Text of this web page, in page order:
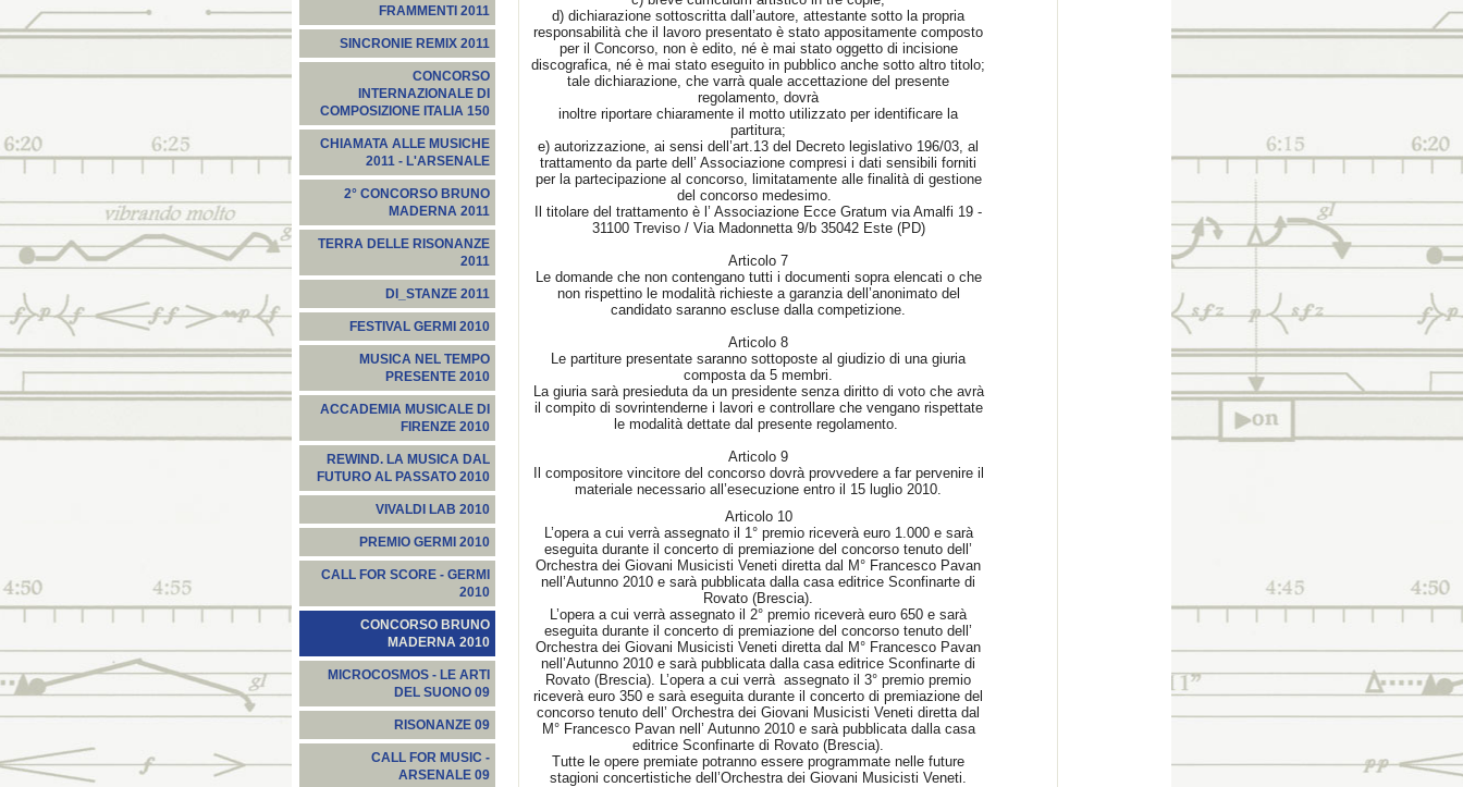
FRAMMENTI 2011
SINCRONIE REMIX 2011
CONCORSO
INTERNAZIONALE DI
COMPOSIZIONE ITALIA 150
CHIAMATA ALLE MUSICHE
2011 - L'ARSENALE
2° CONCORSO BRUNO
MADERNA 2011
TERRA DELLE RISONANZE
2011
DI_STANZE 2011
FESTIVAL GERMI 2010
MUSICA NEL TEMPO
PRESENTE 2010
ACCADEMIA MUSICALE DI
FIRENZE 2010
REWIND. LA MUSICA DAL
FUTURO AL PASSATO 2010
VIVALDI LAB 2010
PREMIO GERMI 2010
CALL FOR SCORE - GERMI
2010
CONCORSO BRUNO
MADERNA 2010
MICROCOSMOS - LE ARTI
DEL SUONO 09
RISONANZE 09
CALL FOR MUSIC -
ARSENALE 09
d) dichiarazione sottoscritta dall’autore, attestante sotto la propria
responsabilità che il lavoro presentato è stato appositamente composto
per il Concorso, non è edito, né è mai stato oggetto di incisione
discografica, né è mai stato eseguito in pubblico anche sotto altro titolo;
tale dichiarazione, che varrà quale accettazione del presente
regolamento, dovrà
inoltre riportare chiaramente il motto utilizzato per identificare la
partitura;
e) autorizzazione, ai sensi dell’art.13 del Decreto legislativo 196/03, al
trattamento da parte dell’ Associazione compresi i dati sensibili forniti
per la partecipazione al concorso, limitatamente alle finalità di gestione
del concorso medesimo.
Il titolare del trattamento è l’ Associazione Ecce Gratum via Amalfi 19 -
31100 Treviso / Via Madonnetta 9/b 35042 Este (PD)
Articolo 7
Le domande che non contengano tutti i documenti sopra elencati o che
non rispettino le modalità richieste a garanzia dell’anonimato del
candidato saranno escluse dalla competizione.
Articolo 8
Le partiture presentate saranno sottoposte al giudizio di una giuria
composta da 5 membri.
La giuria sarà presieduta da un presidente senza diritto di voto che avrà
il compito di sovrintenderne i lavori e controllare che vengano rispettate
le modalità dettate dal presente regolamento.
Articolo 9
Il compositore vincitore del concorso dovrà provvedere a far pervenire il
materiale necessario all’esecuzione entro il 15 luglio 2010.
Articolo 10
L’opera a cui verrà assegnato il 1° premio riceverà euro 1.000 e sarà
eseguita durante il concerto di premiazione del concorso tenuto dell’
Orchestra dei Giovani Musicisti Veneti diretta dal M° Francesco Pavan
nell’Autunno 2010 e sarà pubblicata dalla casa editrice Sconfinarte di
Rovato (Brescia).
L’opera a cui verrà assegnato il 2° premio riceverà euro 650 e sarà
eseguita durante il concerto di premiazione del concorso tenuto dell’
Orchestra dei Giovani Musicisti Veneti diretta dal M° Francesco Pavan
nell’Autunno 2010 e sarà pubblicata dalla casa editrice Sconfinarte di
Rovato (Brescia). L’opera a cui verrà assegnato il 3° premio premio
riceverà euro 350 e sarà eseguita durante il concerto di premiazione del
concorso tenuto dell’ Orchestra dei Giovani Musicisti Veneti diretta dal
M° Francesco Pavan nell’ Autunno 2010 e sarà pubblicata dalla casa
editrice Sconfinarte di Rovato (Brescia).
Tutte le opere premiate potranno essere programmate nelle future
stagioni concertistiche dell’Orchestra dei Giovani Musicisti Veneti.